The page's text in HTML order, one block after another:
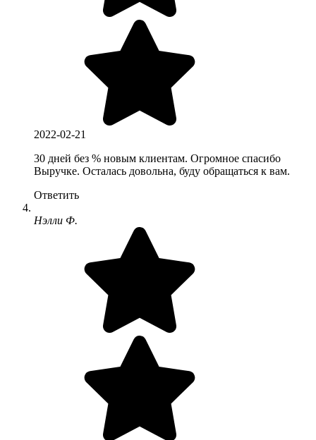
2022-02-21
30 дней без % новым клиентам. Огромное спасибо
Выручке. Осталась довольна, буду обращаться к вам.
Ответить
Нэлли Ф.